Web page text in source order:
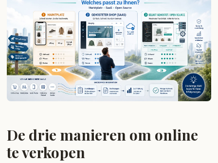
De drie manieren om online
te verkopen